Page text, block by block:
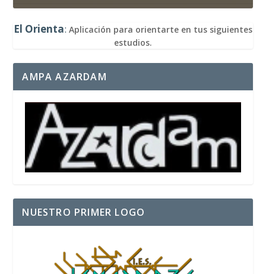
El Orienta: Aplicación para orientarte en tus siguientes
estudios.
AMPA AZARDAM
NUESTRO PRIMER LOGO